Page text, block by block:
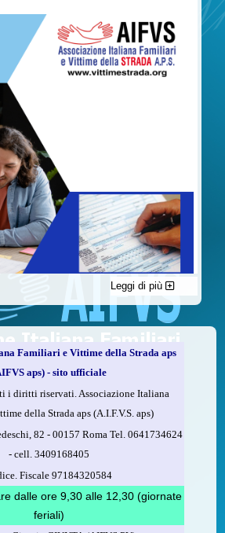
alle attività dell’A.I.F.V.S. a favore
e per dare giustizia ai superstiti ed ai
nulla: devolvere il 5 per mille della
all’A.I.F.V.S.
o del modello 730.
come “Sostegno delle
di utilità sociale, delle associazioni
codice fiscale dell’A.I.F.V.S.:
Leggi di più
Familiari e Vittime della Strada aps
aps) - sito ufficiale
diritti riservati. Associazione Italiana
della Strada aps (A.I.F.V.S. aps)
82 - 00157 Roma Tel. 0641734624
-cell.3409168405
Fiscale 97184320584
dalle ore 9,30 alle 12,30 (giornate
feriali)